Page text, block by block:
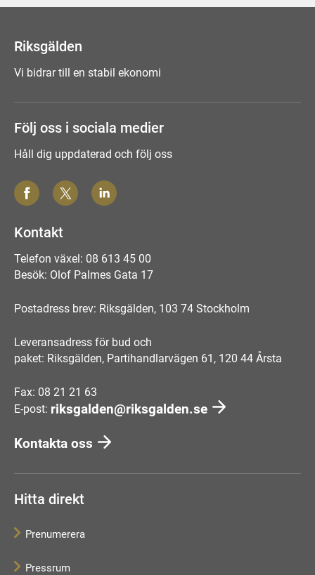
Riksgälden
Vi bidrar till en stabil ekonomi
Följ oss i sociala medier
Håll dig uppdaterad och följ oss
Kontakt
Telefon växel: 08 613 45 00
Besök: Olof Palmes Gata 17
Postadress brev: Riksgälden, 103 74 Stockholm
Leveransadress för bud och
paket: Riksgälden, Partihandlarvägen 61, 120 44 Årsta
Fax: 08 21 21 63
E-post: riksgalden@riksgalden.se
Kontakta oss
Hitta direkt
Prenumerera
Pressrum